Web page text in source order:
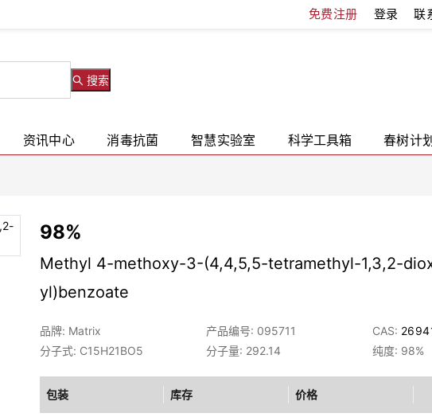
免费注册 登录 联
搜索
资讯中心 消毒抗菌 智慧实验室 科学工具箱 春树计划
98%
Methyl 4-methoxy-3-(4,4,5,5-tetramethyl-1,3,2-
yl)benzoate
品牌: Matrix 产品编号: 095711 CAS:
分子式: C15H21BO5
分子量: 292.14 纯度: 98%
包装 库存 价格